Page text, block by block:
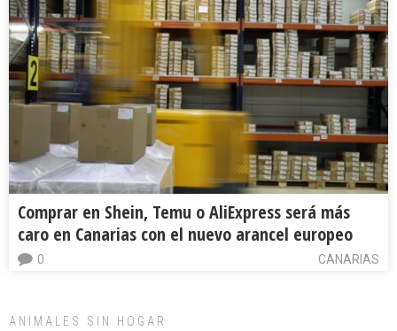
Comprar en Shein, Temu o AliExpress será más
caro en Canarias con el nuevo arancel europeo
CANARIAS
0
ANIMALES SIN HOGAR